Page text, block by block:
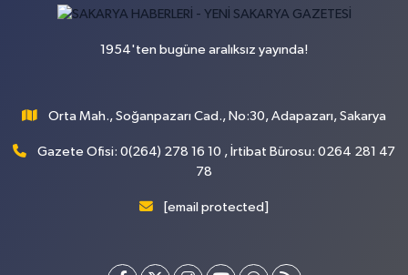
1954'ten bugüne aralıksız yayında!
Orta Mah., Soğanpazarı Cad., No:30, Adapazarı, Sakarya
Gazete Ofisi: 0(264) 278 16 10 , İrtibat Bürosu: 0264 281 47
78
[email protected]